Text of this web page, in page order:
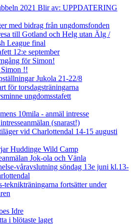
2021 Blir av: UPPDATERING
med bidrag från ungdomsfonden
till Gotland och Helg utan Älg /
League final
12:e september
för Simon!
!!
Jukola 21-22/8
för torsdagsträningarna
ungdomsstafett
10mila - anmäl intresse
(snarast!)
vid Charlottendal 14-15 augusti
Huddinge Wild Camp
Jok-ola och Vänla
våravslutning söndag 13e juni kl.13-
teknikträningarna fortsätter under
Idre
i blötaste laget